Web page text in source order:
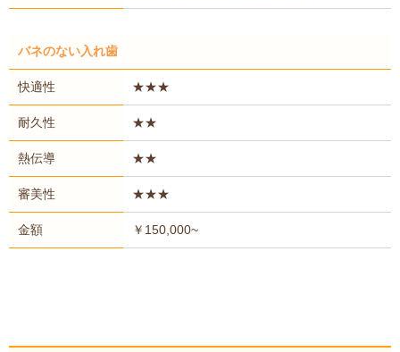
バネのない入れ歯
快適性 ★★★
耐久性 ★★
熱伝導 ★★
審美性 ★★★
金額 ￥150,000~